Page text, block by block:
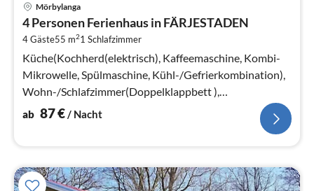
Mörbylanga
4 Personen Ferienhaus in FÄRJESTADEN
4 Gäste55 m21 Schlafzimmer
Küche(Kochherd(elektrisch), Kaffeemaschine, Kombi-
Mikrowelle, Spülmaschine, Kühl-/Gefrierkombination),
Wohn-/Schlafzimmer(Doppelklappbett ),
Schlafzimmer(Doppelbett)
ab 87€/ Nacht